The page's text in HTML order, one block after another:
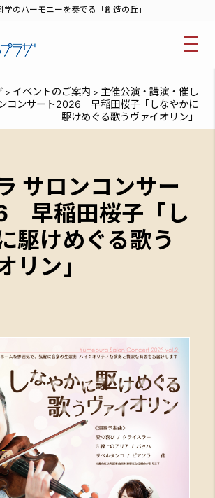
学のハーモニーを奏でる「創造の丘」
> イベントのご案内 > 主催公演・講演・催し
コンサート2026 早稲田桜子「しなやかに
駆けめぐる歌うヴァイオリン」
サロンコンサー
早稲田桜子「し
駆けめぐる歌う
リン」